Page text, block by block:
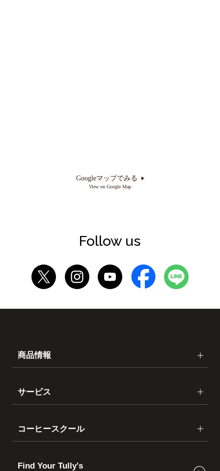
Googleマップでみる
View on Google Map
Follow us
商品情報
サービス
コーヒースクール
Find Your Tully's